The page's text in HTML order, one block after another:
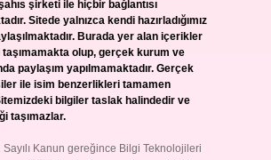
şirketi ile hiçbir bağlantısı
Sitede yalnızca kendi hazırladığımız
Burada yer alan içerikler
taşımamakta olup, gerçek kurum ve
paylaşım yapılmamaktadır. Gerçek
ile isim benzerlikleri tamamen
bilgiler taslak halindedir ve
taşımazlar.
Kanun gereğince Bilgi Teknolojileri